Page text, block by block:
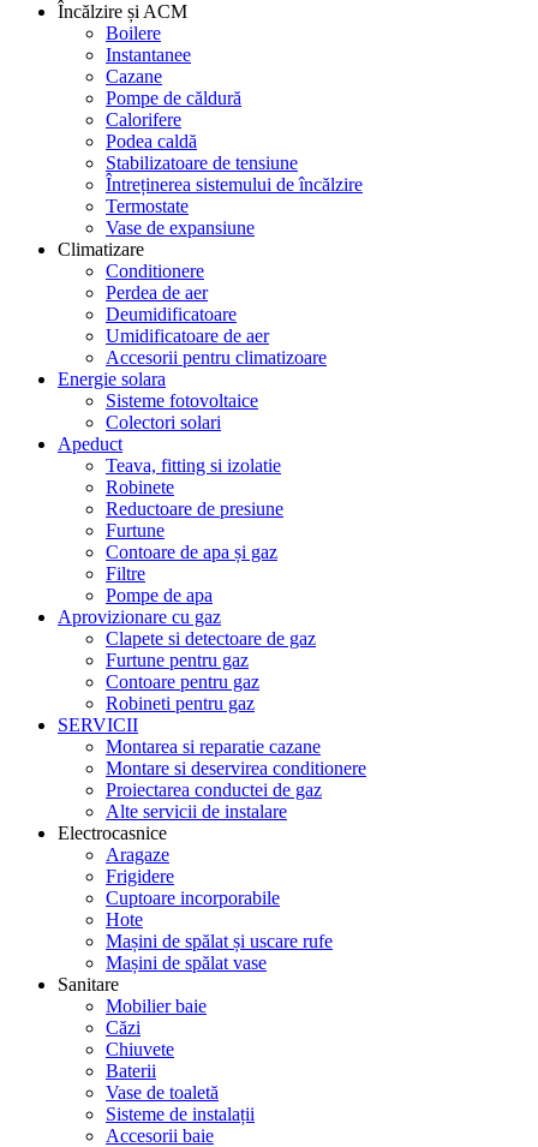
Încălzire și ACM
Boilere
Instantanee
Cazane
Pompe de căldură
Calorifere
Podea caldă
Stabilizatoare de tensiune
Întreținerea sistemului de încălzire
Termostate
Vase de expansiune
Climatizare
Conditionere
Perdea de aer
Deumidificatoare
Umidificatoare de aer
Accesorii pentru climatizoare
Energie solara
Sisteme fotovoltaice
Colectori solari
Apeduct
Teava, fitting si izolatie
Robinete
Reductoare de presiune
Furtune
Contoare de apa și gaz
Filtre
Pompe de apa
Aprovizionare cu gaz
Clapete si detectoare de gaz
Furtune pentru gaz
Contoare pentru gaz
Robineti pentru gaz
SERVICII
Montarea si reparatie cazane
Montare si deservirea conditionere
Proiectarea conductei de gaz
Alte servicii de instalare
Electrocasnice
Aragaze
Frigidere
Cuptoare incorporabile
Hote
Mașini de spălat și uscare rufe
Mașini de spălat vase
Sanitare
Mobilier baie
Căzi
Chiuvete
Baterii
Vase de toaletă
Sisteme de instalații
Accesorii baie